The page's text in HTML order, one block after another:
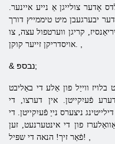
אָדער צולייגן אַ נייע איינער.
יבערגעבן מיט טיממייץ דורך
קריגן ווערטפול עצה, צו
אויסדריקן זייער קוקן.
& נבספּ;
בלויז ווייַל פון אַלע די באַליבט
פֿעיִקייטן. אין דערצו, די
ניצערס נייַ פֿעיִקייטן. די
פון די אינטערנעט, זען
פֿאַר זיך! הנאה די שפּיל!